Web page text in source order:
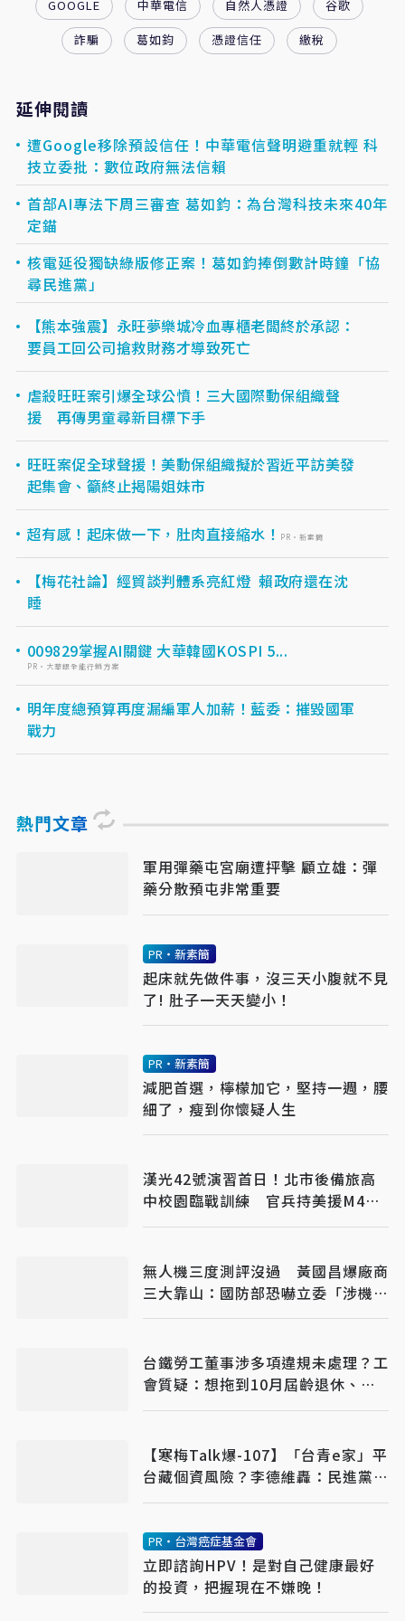
GOOGLE 中華電信 自然人憑證
谷歌
詐騙
葛如鈞 憑證信任 繳稅
延伸閱讀
遭Google移除預設信任！中華電信聲明避重就輕 科
技立委批：數位政府無法信賴
首部AI專法下周三審查 葛如鈞：為台灣科技未來40年
定錨
核電延役獨缺綠版修正案！葛如鈞捧倒數計時鐘「協
尋民進黨」
【熊本強震】永旺夢樂城冷血專櫃老闆終於承認：
要員工回公司搶救財務才導致死亡
虐殺旺旺案引爆全球公憤！三大國際動保組織聲
援 再傳男童尋新目標下手
旺旺案促全球聲援！美動保組織擬於習近平訪美發
起集會、籲終止揭陽姐妹市
超有感！起床做一下，肚肉直接縮水！ PR・新素簡
【梅花社論】經貿談判體系亮紅燈 賴政府還在沈
睡
009829掌握AI關鍵 大華韓國KOSPI 5...
PR・大華銀全能行銷方案
明年度總預算再度漏編軍人加薪！藍委：摧毀國軍
戰力
熱門文章
軍用彈藥屯宮廟遭抨擊 顧立雄：彈
藥分散預屯非常重要
PR・新素簡
起床就先做件事，沒三天小腹就不見
了! 肚子一天天變小！
PR・新素簡
減肥首選，檸檬加它，堅持一週，腰
細了，瘦到你懷疑人生
漢光42號演習首日！北市後備旅高
中校園臨戰訓練 官兵持美援M4A1
步槍操練
無人機三度測評沒過 黃國昌爆廠商
三大靠山：國防部恐嚇立委「涉機
密」別再談
台鐵勞工董事涉多項違規未處理？工
會質疑：想拖到10月屆齡退休、領
終身俸
【寒梅Talk爆-107】「台青e家」平
台藏個資風險？李德維轟：民進黨自
信心不夠
PR・台灣癌症基金會
立即諮詢HPV！是對自己健康最好
的投資，把握現在不嫌晚！